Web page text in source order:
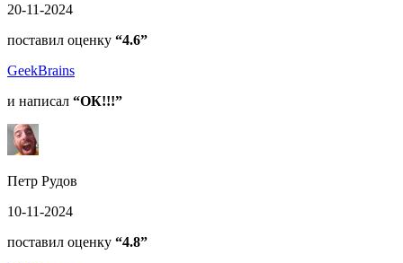
20-11-2024
поставил оценку “4.6”
GeekBrains
и написал “ОК!!!”
Петр Рудов
10-11-2024
поставил оценку “4.8”